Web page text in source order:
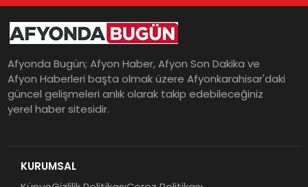
Afyonda Bugün; Afyon Haber, Afyon Son Dakika ve
Afyon Haberleri başta olmak üzere Afyonkarahisar'daki
güncel gelişmeleri anlık olarak takip edebileceğiniz
yerel haber sitesidir.
KURUMSAL